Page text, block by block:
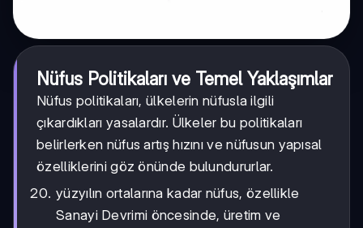
Nüfus Politikaları ve Temel Yaklaşımlar
Nüfus politikaları, ülkelerin nüfusla ilgili
çıkardıkları yasalardır. Ülkeler bu politikaları
belirlerken nüfus artış hızını ve nüfusun yapısal
özelliklerini göz önünde bulundururlar.
yüzyılın ortalarına kadar nüfus, özellikle
Sanayi Devrimi öncesinde, üretim ve